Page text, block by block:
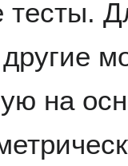
тесты.
на